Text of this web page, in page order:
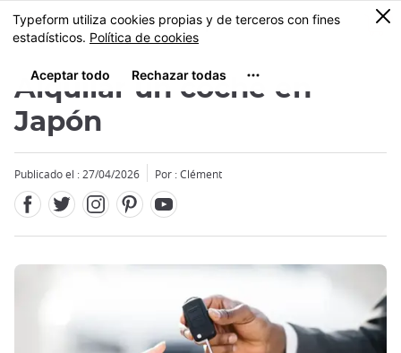
Tamaño
MENU
0
Alquilar un coche en
Japón
Publicado el : 27/04/2026 Por : Clément